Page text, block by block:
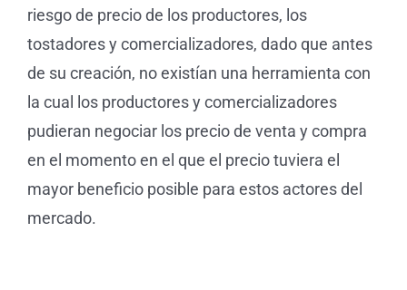
riesgo de precio de los productores, los
tostadores y comercializadores, dado que antes
de su creación, no existían una herramienta con
la cual los productores y comercializadores
pudieran negociar los precio de venta y compra
en el momento en el que el precio tuviera el
mayor beneficio posible para estos actores del
mercado.